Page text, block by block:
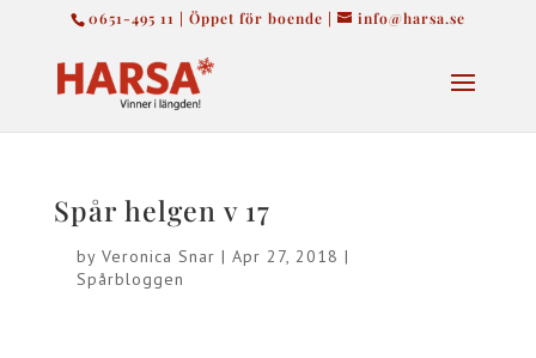
0651-495 11 | Öppet för boende | info@harsa.se
Spår helgen v 17
by Veronica Snar | Apr 27, 2018 |
Spårbloggen